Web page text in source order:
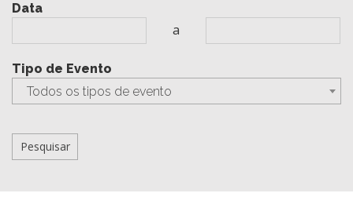
Data
a
Tipo de Evento
Todos os tipos de evento